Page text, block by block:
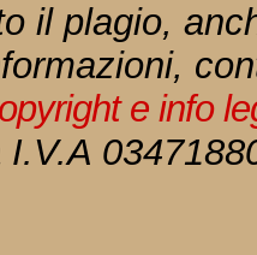
il plagio,
e info
I.V.A